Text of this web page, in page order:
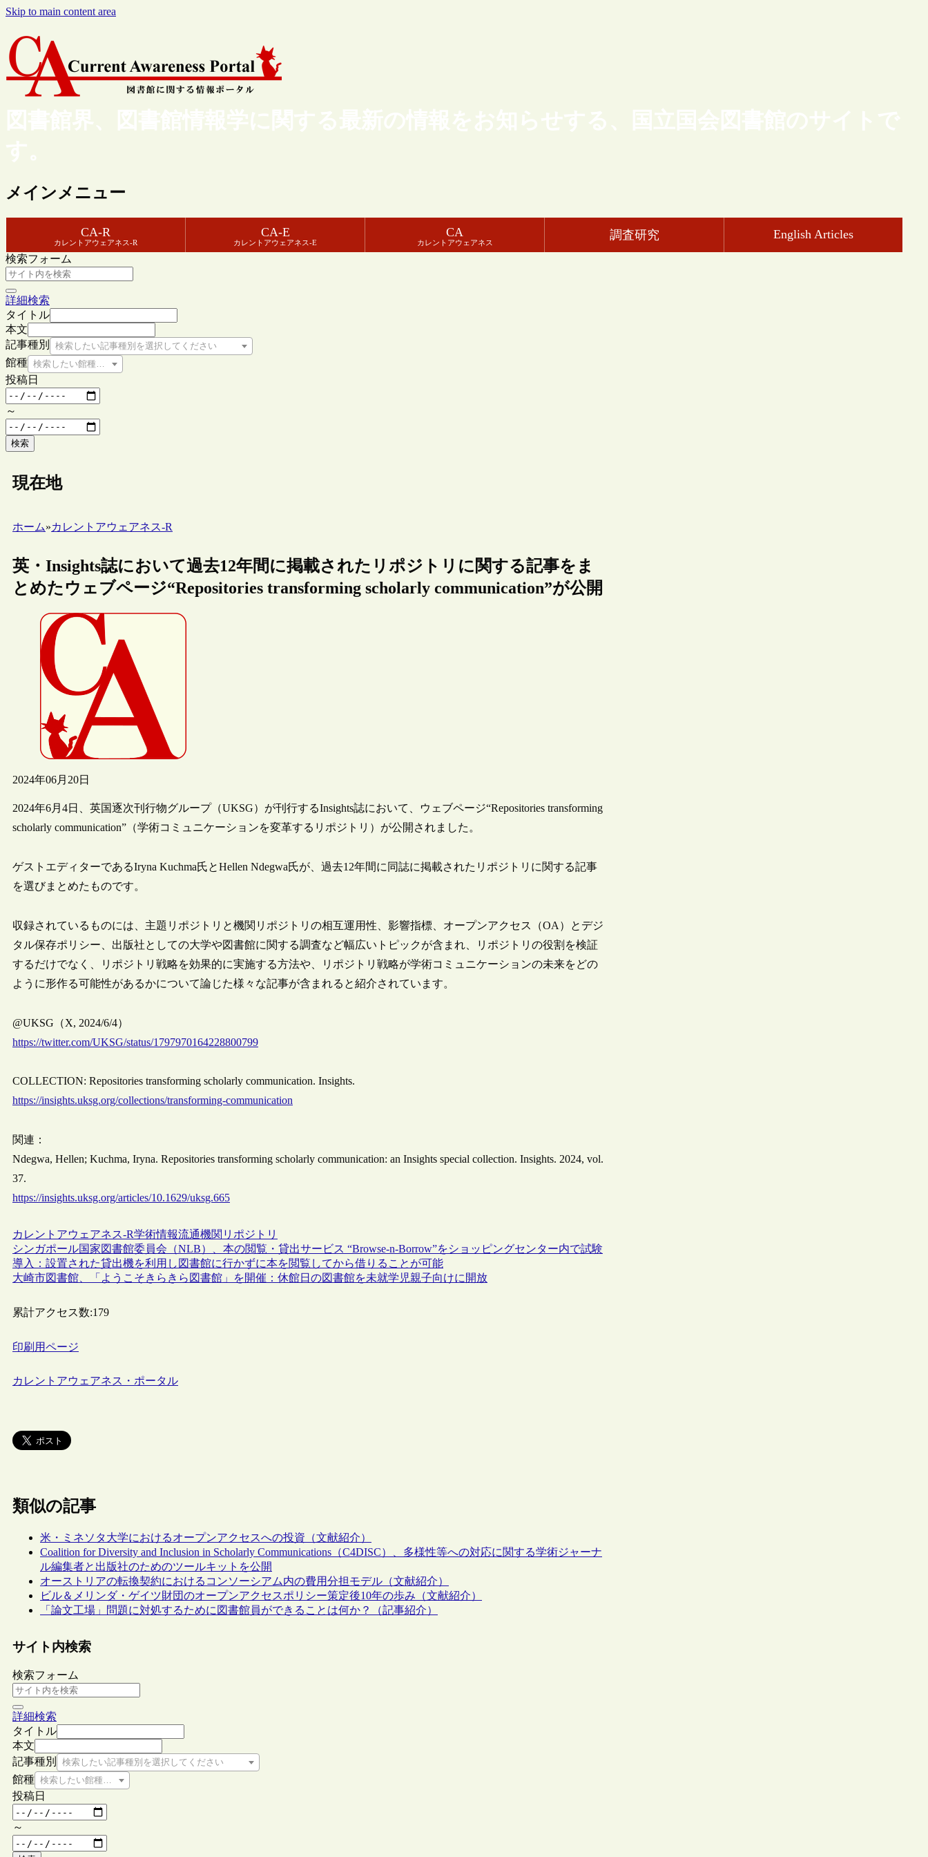
Skip to main content area
図書館界、図書館情報学に関する最新の情報をお知らせする、国立国会図書館のサイトで
す。
メインメニュー
CA-R
カレントアウェアネス-R
CA-E
カレントアウェアネス-E
CA
カレントアウェアネス
調査研究 English Articles
検索フォーム
詳細検索
タイトル
本文
記事種別
検索したい記事種別を選択してください
館種 検索したい館種を選択してください
投稿日
～
検索
現在地
ホーム»カレントアウェアネス-R
英・Insights誌において過去12年間に掲載されたリポジトリに関する記事をま
とめたウェブページ“Repositories transforming scholarly communication”が公開
2024年06月20日
2024年6月4日、英国逐次刊行物グループ（UKSG）が刊行するInsights誌において、ウェブページ“Repositories transforming
scholarly communication”（学術コミュニケーションを変革するリポジトリ）が公開されました。
ゲストエディターであるIryna Kuchma氏とHellen Ndegwa氏が、過去12年間に同誌に掲載されたリポジトリに関する記事
を選びまとめたものです。
収録されているものには、主題リポジトリと機関リポジトリの相互運用性、影響指標、オープンアクセス（OA）とデジ
タル保存ポリシー、出版社としての大学や図書館に関する調査など幅広いトピックが含まれ、リポジトリの役割を検証
するだけでなく、リポジトリ戦略を効果的に実施する方法や、リポジトリ戦略が学術コミュニケーションの未来をどの
ように形作る可能性があるかについて論じた様々な記事が含まれると紹介されています。
@UKSG（X, 2024/6/4）
https://twitter.com/UKSG/status/1797970164228800799
COLLECTION: Repositories transforming scholarly communication. Insights.
https://insights.uksg.org/collections/transforming-communication
関連：
Ndegwa, Hellen; Kuchma, Iryna. Repositories transforming scholarly communication: an Insights special collection. Insights. 2024, vol.
37.
https://insights.uksg.org/articles/10.1629/uksg.665
カレントアウェアネス-R学術情報流通機関リポジトリ
シンガポール国家図書館委員会（NLB）、本の閲覧・貸出サービス “Browse-n-Borrow”をショッピングセンター内で試験
導入：設置された貸出機を利用し図書館に行かずに本を閲覧してから借りることが可能
大崎市図書館、「ようこそきらきら図書館」を開催：休館日の図書館を未就学児親子向けに開放
累計アクセス数:179
印刷用ページ
カレントアウェアネス・ポータル
類似の記事
米・ミネソタ大学におけるオープンアクセスへの投資（文献紹介）
Coalition for Diversity and Inclusion in Scholarly Communications（C4DISC）、多様性等への対応に関する学術ジャーナ
ル編集者と出版社のためのツールキットを公開
オーストリアの転換契約におけるコンソーシアム内の費用分担モデル（文献紹介）
ビル＆メリンダ・ゲイツ財団のオープンアクセスポリシー策定後10年の歩み（文献紹介）
「論文工場」問題に対処するために図書館員ができることは何か？（記事紹介）
サイト内検索
検索フォーム
詳細検索
タイトル
本文
記事種別
検索したい記事種別を選択してください
館種 検索したい館種を選択してください
投稿日
～